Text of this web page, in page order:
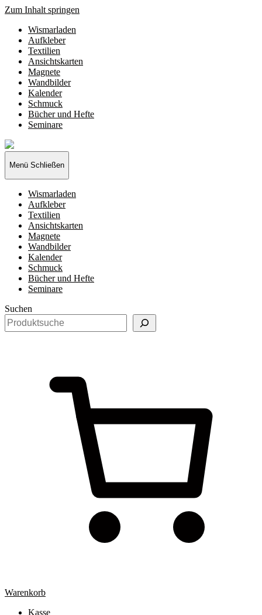
Zum Inhalt springen
Wismarladen
Aufkleber
Textilien
Ansichtskarten
Magnete
Wandbilder
Kalender
Schmuck
Bücher und Hefte
Seminare
Wismarladen
-
deine
Produzentengemeinschaft
Menü Schließen
Wismarladen
Aufkleber
Textilien
Ansichtskarten
Magnete
Wandbilder
Kalender
Schmuck
Bücher und Hefte
Seminare
Suchen
Warenkorb
Kasse